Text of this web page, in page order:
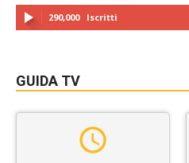
290,000 Iscritti
GUIDA TV